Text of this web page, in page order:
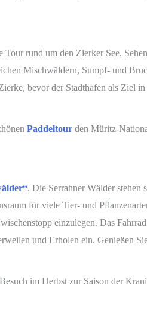
rund um den Zierker See.
Mischwäldern, Sumpf- und
bevor der Stadthafen als Ziel
Paddeltour den Müritz-
. Die Serrahner Wälder stehen
für viele Tier- und
einzulegen. Das Fahrrad
und Erholen ein. Genießen
im Herbst zur Saison der